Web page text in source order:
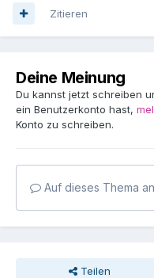
Zitieren
Deine Meinung
Du kannst jetzt schreiben
ein Benutzerkonto hast,
Konto zu schreiben.
Auf dieses Thema
Teilen